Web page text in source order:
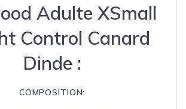
Adulte XSmall
Control Canard
Dinde :
COMPOSITION: